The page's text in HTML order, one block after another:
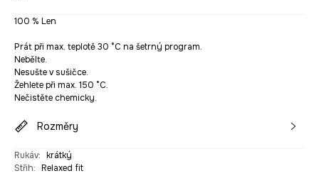
100 % Len
Prát při max. teplotě 30 °C na šetrný program.
Nebělte.
Nesušte v sušičce.
Žehlete při max. 150 °C.
Nečistěte chemicky.
Rozměry
Rukáv: krátký
Střih: Relaxed fit